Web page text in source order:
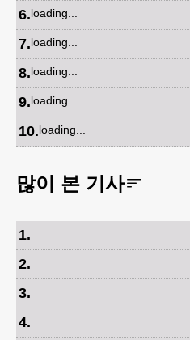
6.loading...
7.loading...
8.loading...
9.loading...
10.loading...
많이 본 기사
1.
2.
3.
4.